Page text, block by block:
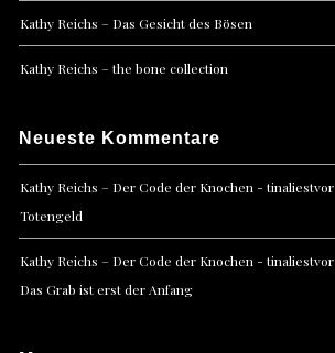
Kathy Reichs – Das Gesicht des Bösen
Kathy Reichs – the bone collection
Neueste Kommentare
Kathy Reichs – Der Code der Knochen - tinaliestvor
Totengeld
Kathy Reichs – Der Code der Knochen - tinaliestvor
Das Grab ist erst der Anfang